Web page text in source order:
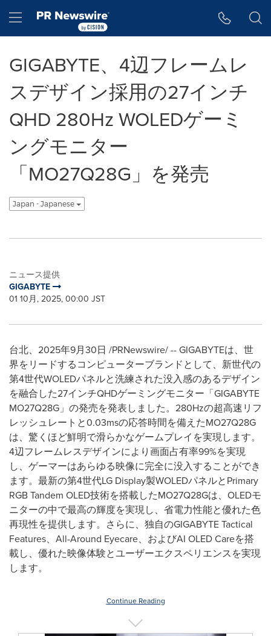
Hamburger menu
GIGABYTE、4辺フレームレ
スデザイン採用の27インチ
QHD 280Hz WOLEDゲーミ
ングモニター
「MO27Q28G」を発売
Japan - Japanese
ニュース提供
GIGABYTE
01 10月, 2025, 00:00 JST
台北、2025年9月30日 /PRNewswire/ -- GIGABYTEは、世
界をリードするコンピューターブランドとして、新世代の
第4世代WOLEDパネルと洗練された没入感のあるデザイン
を融合した27インチQHDゲーミングモニター「GIGABYTE
MO27Q28G」の発売を発表しました。280Hzの超高速リフ
レッシュレートと0.03msの応答時間を備えたMO27Q28G
は、驚くほど鮮明で滑らかなゲームプレイを実現します。
4辺フレームレスデザインにより画面占有率99%を実現
し、ゲーマーはあらゆる映像に完全に没入することができ
ます。最新の第4世代LG Display製WOLEDパネルとPrimary
RGB Tandem OLED技術を搭載したMO27Q28Gは、OLEDモ
ニターの中で最高の輝度を実現し、省電力性能と優れた色
再現性を提供します。さらに、独自のGIGABYTE Tactical
Features、All-Around Eyecare、およびAI OLED Careを搭
載し、優れた映像体験とユーザーエクスペリエンスを実現
します。
Continue Reading